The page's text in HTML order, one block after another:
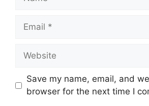
Save my name, email, and
browser for the next time I